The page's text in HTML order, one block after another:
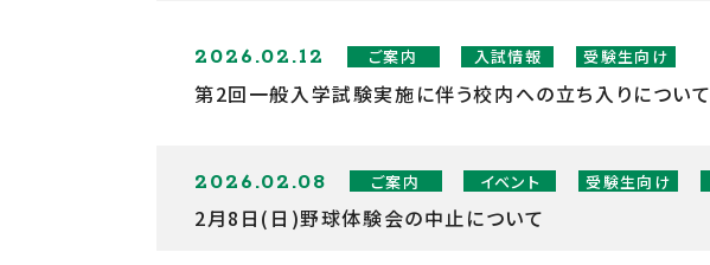
2026.02.12 ご案内 入試情報 受験生向け
第2回一般入学試験実施に伴う校内への立ち入りについて
2026.02.08 ご案内 イベント 受験生向け
2月8日(日)野球体験会の中止について